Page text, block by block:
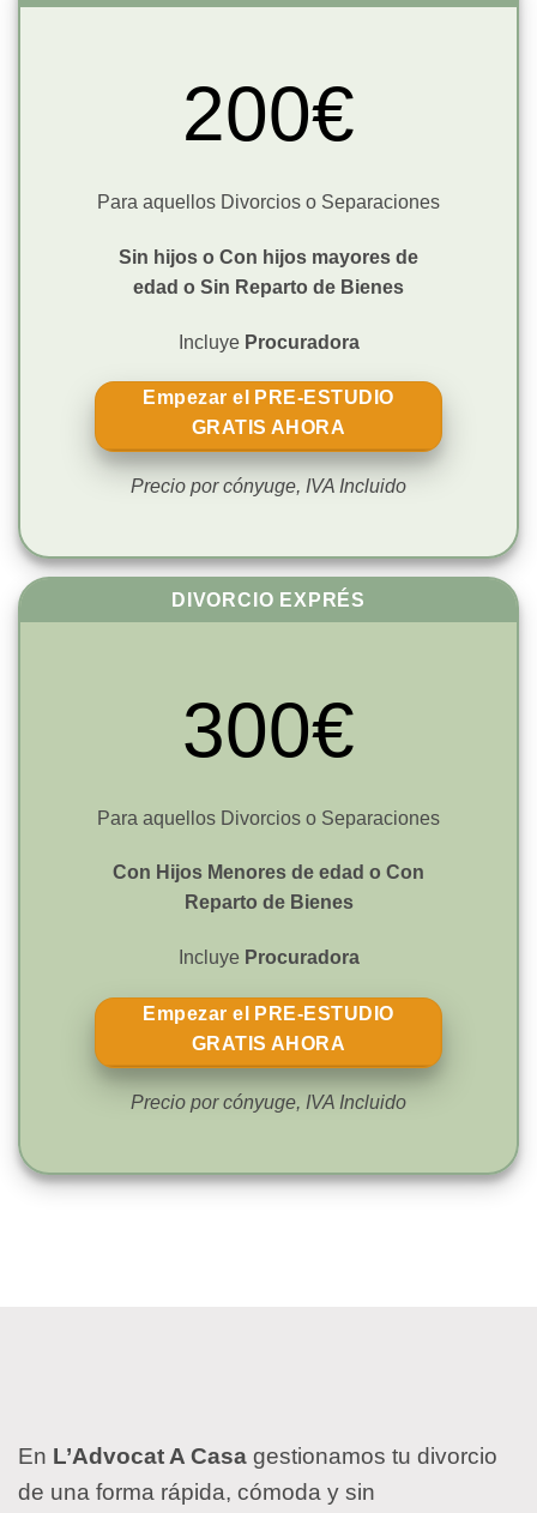
200€
Para aquellos Divorcios o Separaciones
Sin hijos o Con hijos mayores de
edad o Sin Reparto de Bienes
Incluye Procuradora
Empezar el PRE-ESTUDIO
GRATIS AHORA
Precio por cónyuge, IVA Incluido
DIVORCIO EXPRÉS
300€
Para aquellos Divorcios o Separaciones
Con Hijos Menores de edad o Con
Reparto de Bienes
Incluye Procuradora
Empezar el PRE-ESTUDIO
GRATIS AHORA
Precio por cónyuge, IVA Incluido
En L’Advocat A Casa gestionamos tu divorcio
de una forma rápida, cómoda y sin